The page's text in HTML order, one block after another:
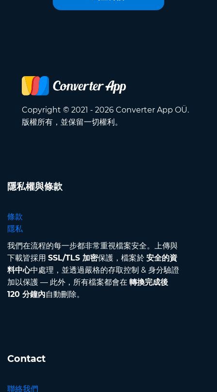
Copyright © 2021 - 2026 Converter App OÜ.
版權所有，並保留一切權利。
隱私權與條款
條款
隱私
我們在流程的每一步都非常重視檔案安全。上傳與
下載皆採用 SSL/TLS 加密保護，檔案於 安全的資
料中心中處理，並透過嚴格的存取控制 & 身分驗證
加以保護 — 此外，所有檔案都會在 轉換完成後
120 分鐘內自動刪除。
Contact
聯絡我們